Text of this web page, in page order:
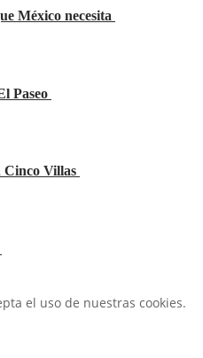
México necesita
Paseo
Cinco Villas
el uso de nuestras cookies.